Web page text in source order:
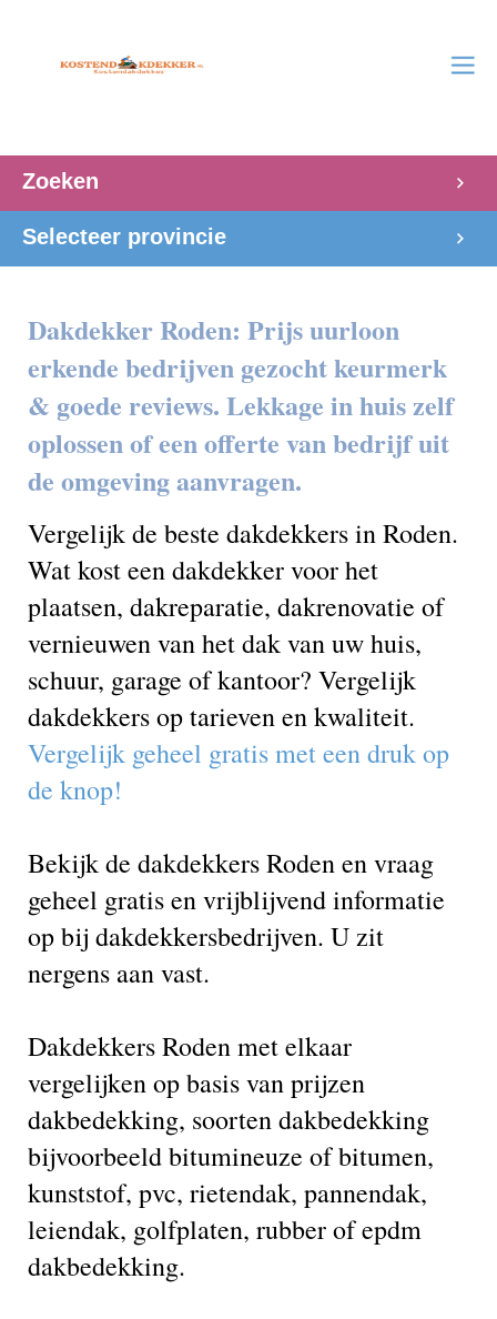
Zoeken
Selecteer provincie
Dakdekker Roden: Prijs uurloon
erkende bedrijven gezocht keurmerk
& goede reviews. Lekkage in huis zelf
oplossen of een offerte van bedrijf uit
de omgeving aanvragen.
Vergelijk de beste dakdekkers in Roden.
Wat kost een dakdekker voor het
plaatsen, dakreparatie, dakrenovatie of
vernieuwen van het dak van uw huis,
schuur, garage of kantoor? Vergelijk
dakdekkers op tarieven en kwaliteit.
Vergelijk geheel gratis met een druk op
de knop!
Bekijk de dakdekkers Roden en vraag
geheel gratis en vrijblijvend informatie
op bij dakdekkersbedrijven. U zit
nergens aan vast.
Dakdekkers Roden met elkaar
vergelijken op basis van prijzen
dakbedekking, soorten dakbedekking
bijvoorbeeld bitumineuze of bitumen,
kunststof, pvc, rietendak, pannendak,
leiendak, golfplaten, rubber of epdm
dakbedekking.